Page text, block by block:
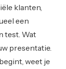
klanten,
een
test. Wat
presentatie.
weet je